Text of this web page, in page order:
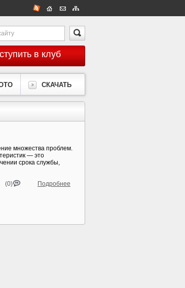
в клуб
СКАЧАТЬ
множества проблем.
— это
срока службы,
(0) Подробнее